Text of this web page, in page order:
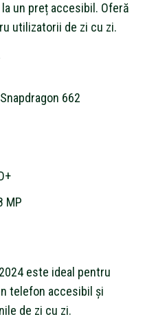
un preț accesibil. Oferă
utilizatorii de zi cu zi.
662
MP
este ideal pentru
telefon accesibil și
de zi cu zi.